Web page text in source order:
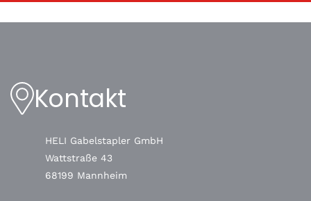
Kontakt
HELI Gabelstapler GmbH
Wattstraße 43
68199 Mannheim